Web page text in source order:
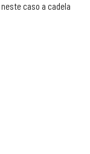
caso a cadela